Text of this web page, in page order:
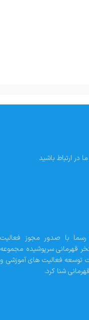
در ارتباط باشید
مدرسه شنای ستاره ها در ابتدای سال 1397 رسما با صدور مجوز فعالیت
قهرمانی سرپوشیده مجموعه
توسعه فعالیت های آموزشی و
شنا کرد.